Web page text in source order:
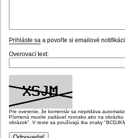
Prihláste sa a povoľte si emailové
Overovací text:
Pre overenie, že komentár sa nepridáva
Písmená musíte zadávať rovnako ako na
obrázok". V texte sa používajú iba znaky